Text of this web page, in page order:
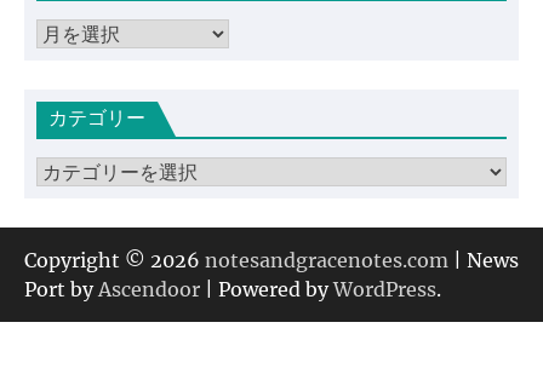
ア
イカテゴリー
カ
ゴ
リ
ー
Copyright © 2026 notesandgracenotes.com | News
Port byAscendoor | Powered byWordPress.